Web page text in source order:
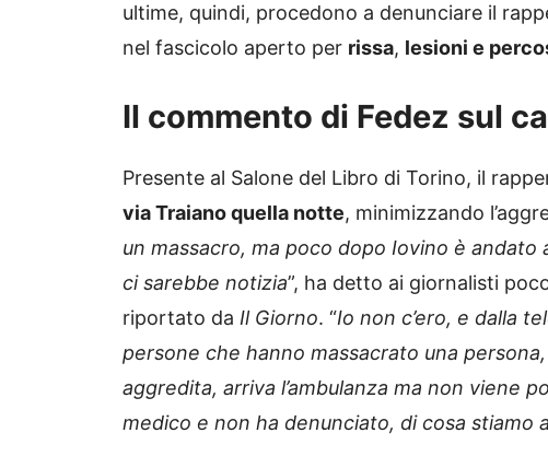
ultime, quindi, procedono a denunciare il
nel fascicolo aperto per rissa, lesioni e
Il commento di Fedez sul
Presente al Salone del Libro di Torino, il
via Traiano quella notte, minimizzando
un massacro, ma poco dopo Iovino è
ci sarebbe notizia”, ha detto ai giornalisti
riportato da Il Giorno. “Io non c’ero, e dalla
persone che hanno massacrato una
aggredita, arriva l’ambulanza ma non viene
medico e non ha denunciato, di cosa stiamo